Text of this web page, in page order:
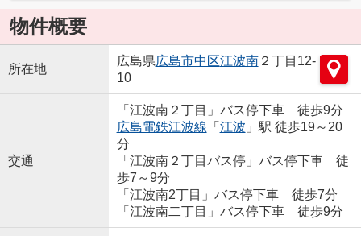
物件概要
所在地
広島県広島市中区江波南２丁目12-
10
交通
「江波南２丁目」バス停下車 徒歩9分
広島電鉄江波線 「 江波 」駅 徒歩19～20
分
「江波南２丁目バス停」バス停下車 徒
歩7～9分
「江波南2丁目」バス停下車 徒歩7分
「江波南二丁目」バス停下車 徒歩9分